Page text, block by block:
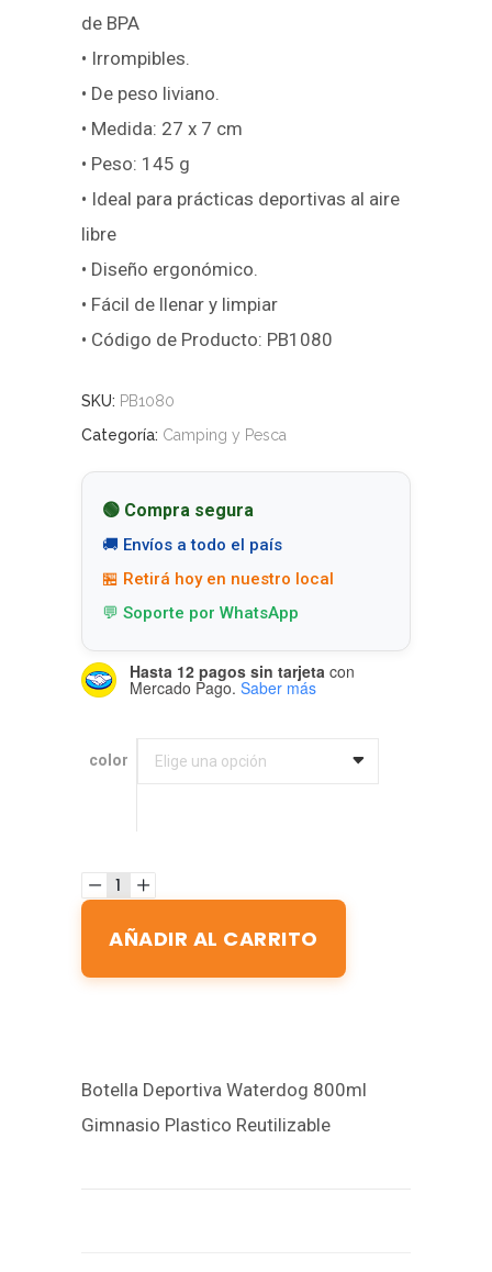
de BPA
• Irrompibles.
• De peso liviano.
• Medida: 27 x 7 cm
• Peso: 145 g
• Ideal para prácticas deportivas al aire
libre
• Diseño ergonómico.
• Fácil de llenar y limpiar
• Código de Producto: PB1080
SKU: PB1080
Categoría: Camping y Pesca
🟢 Compra segura
🚚 Envíos a todo el país
🏪 Retirá hoy en nuestro local
💬 Soporte por WhatsApp
Hasta 12 pagos sin tarjeta con
Mercado Pago. Saber más
color Elige una opción
color
AÑADIR AL CARRITO
Botella Deportiva Waterdog 800ml
Gimnasio Plastico Reutilizable